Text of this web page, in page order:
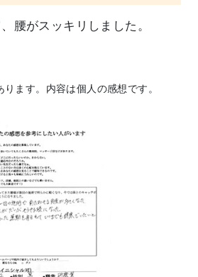
腰がスッキリしました。
ます。内容は個人の感想です。